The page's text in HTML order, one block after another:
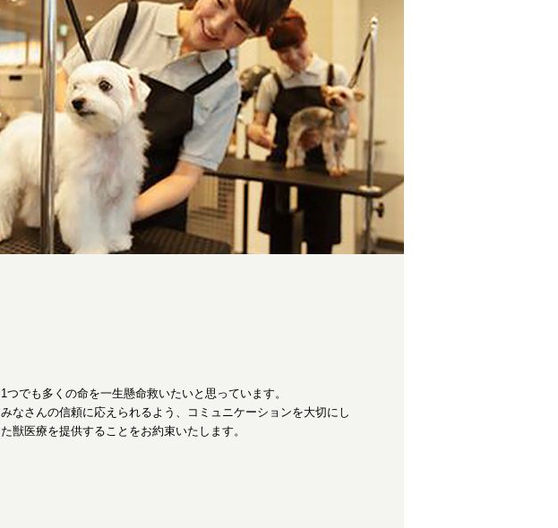
1つでも多くの命を一生懸命救いたいと思っています。
みなさんの信頼に応えられるよう、コミュニケーションを大切にし
た獣医療を提供することをお約束いたします。